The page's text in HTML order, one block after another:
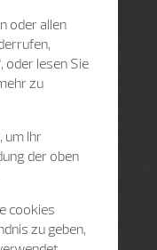
oder allen
oder lesen Sie
zu
um Ihr
der oben
cookies
zu geben,